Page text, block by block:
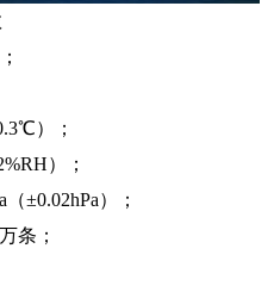
）；
）；
±0.02hPa）；
条；